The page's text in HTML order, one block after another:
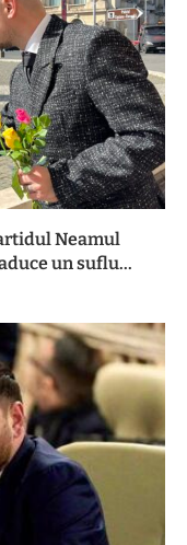
Neamul
un suflu...